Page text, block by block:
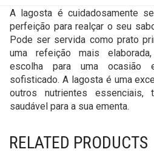
A lagosta é cuidadosamente
perfeição para realçar o seu
Pode ser servida como prato
uma refeição mais
escolha para uma ocasião
sofisticado. A lagosta é uma
outros nutrientes essenciais,
saudável para a sua ementa.
RELATED PRODUCTS